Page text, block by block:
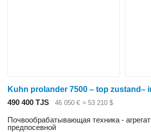
490 400 TJS 46 050 € ≈ 53 210 $
Почвообрабатывающая техника - агрегат
предпосевной